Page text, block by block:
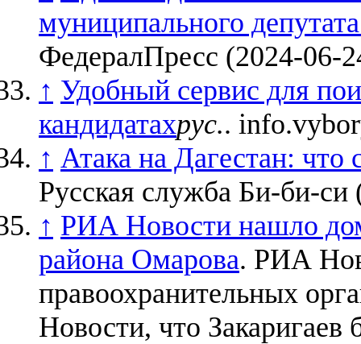
муниципального
ФедералПресс (2024-06-
↑ Удобный сервис для
кандидатахрус..
↑ Атака на Дагестан: что
Русская служба Би-би-си
↑ РИА Новости нашло
района Омарова. РИА
правоохранительных
Новости, что